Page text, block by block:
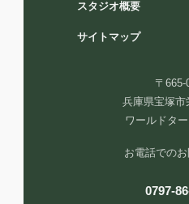
スタジオ概要
サイトマップ
〒665-
兵庫県宝塚市
ワールドタ
お電話での
0797-